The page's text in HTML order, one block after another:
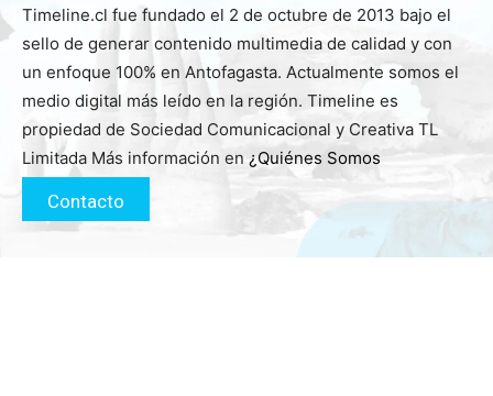
Timeline.cl fue fundado el 2 de octubre de 2013 bajo el
sello de generar contenido multimedia de calidad y con
un enfoque 100% en Antofagasta. Actualmente somos el
medio digital más leído en la región. Timeline es
propiedad de Sociedad Comunicacional y Creativa TL
Limitada Más información en ¿Quiénes Somos
Contacto